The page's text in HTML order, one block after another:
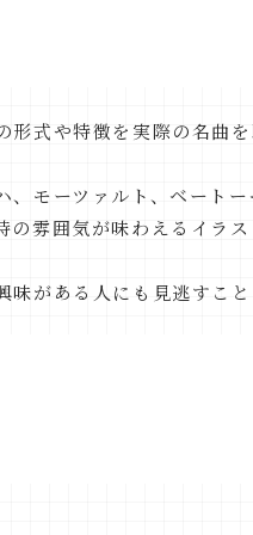
形式や特徴を実際の名曲
モーツァルト、ベート
の雰囲気が味わえるイラ
がある人にも見逃すこと